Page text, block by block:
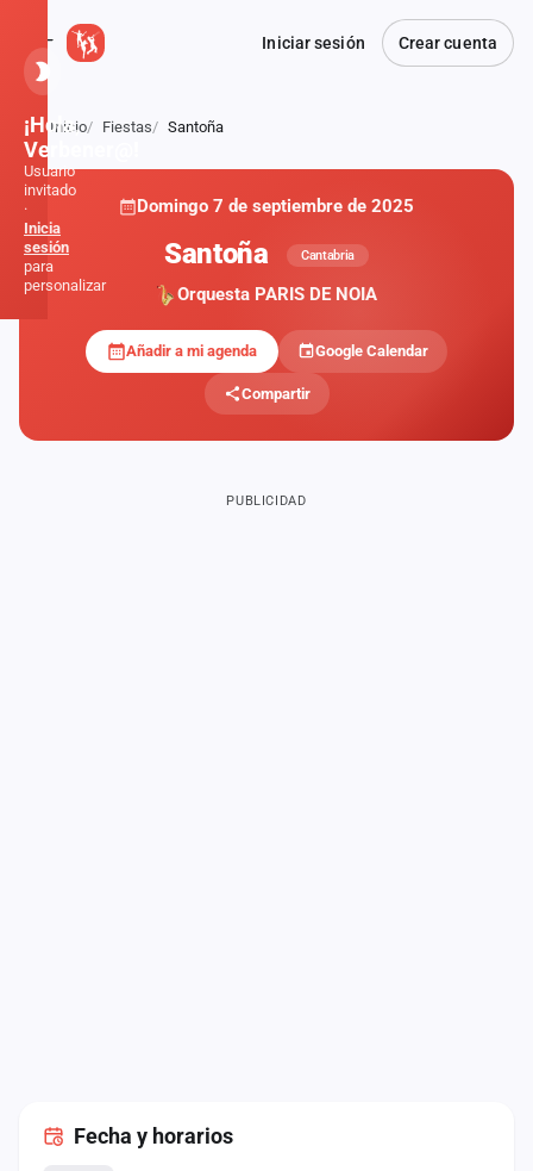
Iniciar sesión Crear cuenta
Atrás
Inicio Fiestas Santoña
Domingo 7 de septiembre de 2025
Santoña Cantabria
Orquesta PARIS DE NOIA
Añadir a mi agenda Google Calendar
Compartir
PUBLICIDAD
Fecha y horarios
¡Hola,
Verbener@!
Usuario
invitado
·
Inicia
sesión
para
personalizar
Administración